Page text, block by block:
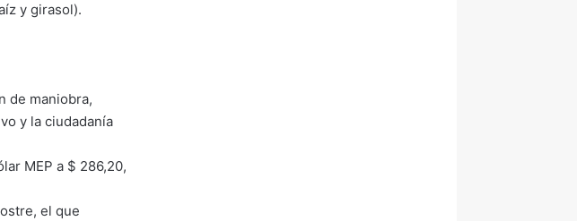
y girasol).
de maniobra,
y la ciudadanía
MEP a $ 286,20,
el que